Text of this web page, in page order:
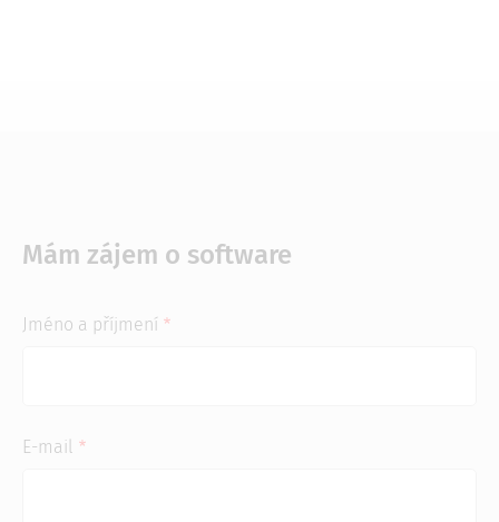
Mám zájem o software
Jméno a příjmení
E-mail